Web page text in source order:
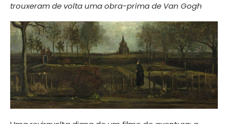
trouxeram de volta uma obra-prima de Van Gogh